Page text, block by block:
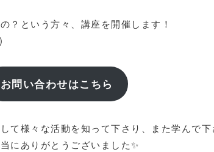
？という方々、講座を開催します！
お問い合わせはこちら
て様々な活動を知って下さり、また学んで
にありがとうございました✨️